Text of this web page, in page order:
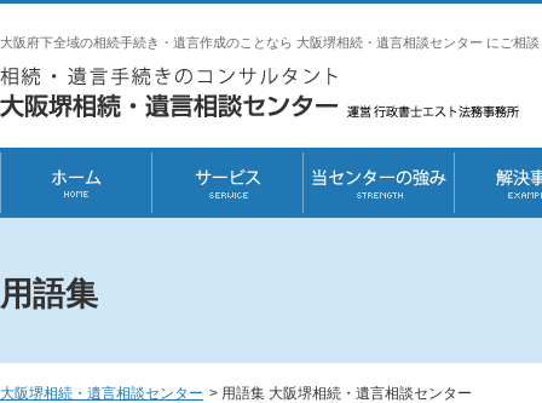
大阪府下全域の相続手続き・遺言作成のことなら 大阪堺相続・遺言相談センター にご相
用語集
大阪堺相続・遺言相談センター > 用語集 大阪堺相続・遺言相談センター